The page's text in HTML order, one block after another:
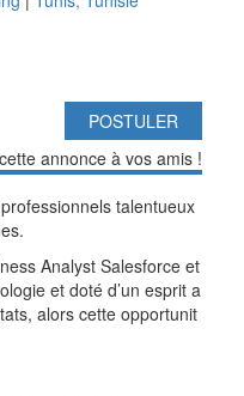
POSTULER
annonce à vos amis !
talentueux
Analyst Salesforce et
et doté d’un esprit a
alors cette opportunit